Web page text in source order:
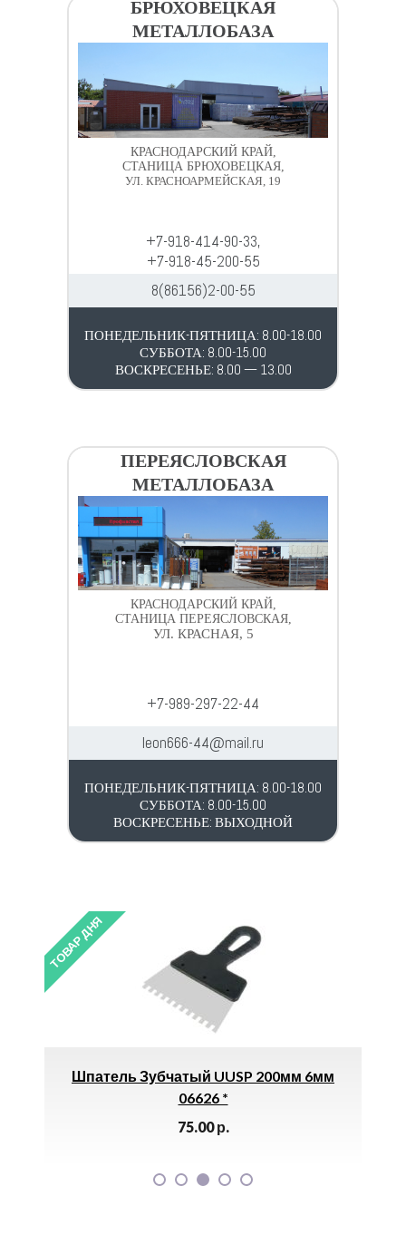
БРЮХОВЕЦКАЯ
МЕТАЛЛОБАЗА
КРАСНОДАРСКИЙ КРАЙ,
СТАНИЦА БРЮХОВЕЦКАЯ,
УЛ. КРАСНОАРМЕЙСКАЯ, 19
+7-918-414-90-33,
+7-918-45-200-55
8(86156)2-00-55
ПОНЕДЕЛЬНИК-ПЯТНИЦА: 8.00-18.00
СУББОТА: 8.00-15.00
ВОСКРЕСЕНЬЕ: 8.00 — 13.00
ПЕРЕЯСЛОВСКАЯ
МЕТАЛЛОБАЗА
КРАСНОДАРСКИЙ КРАЙ,
СТАНИЦА ПЕРЕЯСЛОВСКАЯ,
УЛ. КРАСНАЯ, 5
+7-989-297-22-44
leon666-44@mail.ru
ПОНЕДЕЛЬНИК-ПЯТНИЦА: 8.00-18.00
СУББОТА: 8.00-15.00
ВОСКРЕСЕНЬЕ: ВЫХОДНОЙ
ТОВАР ДНЯ
Шпатель Зубчатый UUSP 200мм 6мм
06626 *
75.00р.